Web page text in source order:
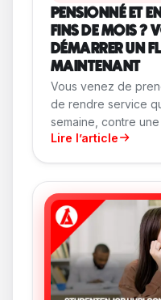
PENSIONNÉ ET
FINS DE MOIS ?
DÉMARRER UN
MAINTENANT
Vous venez de
de rendre service
semaine, contre
Lire l’article